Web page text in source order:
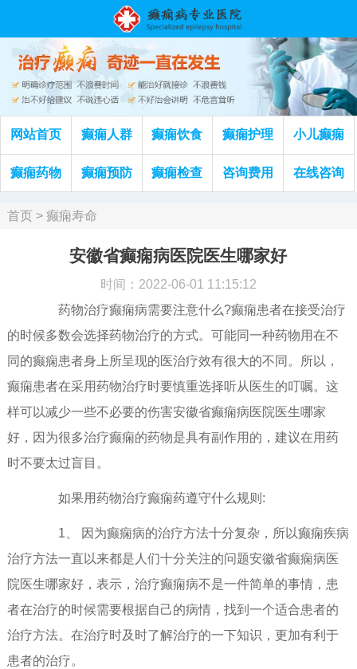
网站首页 癫痫人群 癫痫饮食 癫痫护理 小儿癫痫
癫痫药物 癫痫预防 癫痫检查 咨询费用 在线咨询
首页> 癫痫寿命
安徽省癫痫病医院医生哪家好
时间：2022-06-01 11:15:12
药物治疗癫痫病需要注意什么?癫痫患者在接受治疗
的时候多数会选择药物治疗的方式。可能同一种药物用在不
同的癫痫患者身上所呈现的医治疗效有很大的不同。所以，
癫痫患者在采用药物治疗时要慎重选择听从医生的叮嘱。这
样可以减少一些不必要的伤害安徽省癫痫病医院医生哪家
好，因为很多治疗癫痫的药物是具有副作用的，建议在用药
时不要太过盲目。
如果用药物治疗癫痫药遵守什么规则:
1、 因为癫痫病的治疗方法十分复杂，所以癫痫疾病
治疗方法一直以来都是人们十分关注的问题安徽省癫痫病医
院医生哪家好，表示，治疗癫痫病不是一件简单的事情，患
者在治疗的时候需要根据自己的病情，找到一个适合患者的
治疗方法。在治疗时及时了解治疗的一下知识，更加有利于
患者的治疗。